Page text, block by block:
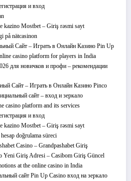
и вход
kazino Mostbet – Giriş rəsmi sayt
på nätcasinon
Сайт – Играть в Онлайн Казино Pin Up
casino platform for players in India
для новичков и профи – рекомендации
Сайт – Играть в Онлайн Казино Pinco
сайт – вход и зеркало
casino platform and its services
и вход
kazino Mostbet – Giriş rəsmi sayt
doğrulama süreci
Casino – Grandpashabet Giriş
Yeni Giriş Adresi – Casibom Giriş Güncel
at the online casino in India
сайт Pin Up Casino вход на зеркало